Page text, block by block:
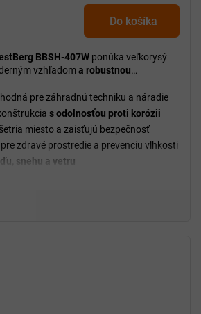
Do košíka
BBSH-407W ponúka veľkorysý
vzhľadoma robustnou
pre záhradnú techniku a náradie
s odolnosťou proti korózii
šetria miesto a zaisťujú bezpečnosť
pre zdravé prostredie a prevenciu vlhkosti
snehu a vetru